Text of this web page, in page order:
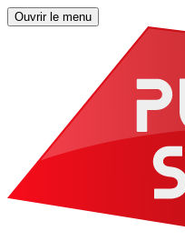
Ouvrir le menu